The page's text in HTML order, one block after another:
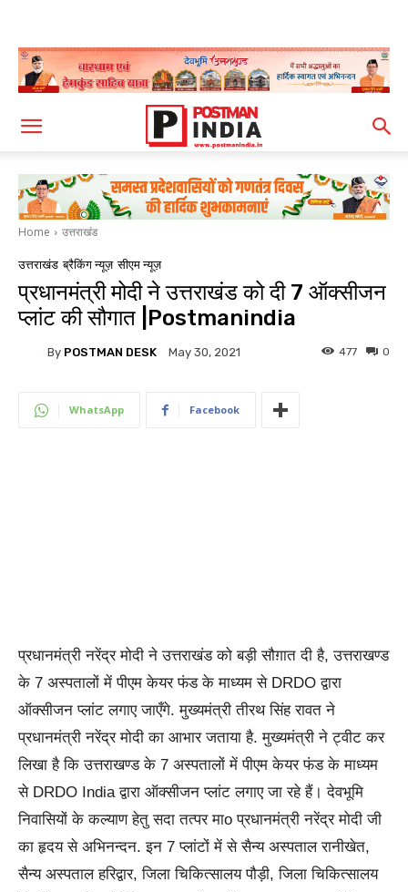
Home उत्तराखंड
उत्तराखंड ब्रैकिंग न्यूज़ सीएम न्यूज़
प्रधानमंत्री मोदी ने उत्तराखंड को दी 7 ऑक्सीजन
प्लांट की सौगात |Postmanindia
By POSTMAN DESK May 30, 2021 0
477
WhatsApp Facebook
प्रधानमंत्री नरेंद्र मोदी ने उत्तराखंड को बड़ी सौग़ात दी है, उत्तराखण्ड
के 7 अस्पतालों में पीएम केयर फंड के माध्यम से DRDO द्वारा
ऑक्सीजन प्लांट लगाए जाएँगे. मुख्यमंत्री तीरथ सिंह रावत ने
प्रधानमंत्री नरेंद्र मोदी का आभार जताया है. मुख्यमंत्री ने ट्वीट कर
लिखा है कि उत्तराखण्ड के 7 अस्पतालों में पीएम केयर फंड के माध्यम
से DRDO India द्वारा ऑक्सीजन प्लांट लगाए जा रहे हैं। देवभूमि
निवासियों के कल्याण हेतु सदा तत्पर माo प्रधानमंत्री नरेंद्र मोदी जी
का हृदय से अभिनन्दन. इन 7 प्लांटों में से सैन्य अस्पताल रानीखेत,
सैन्य अस्पताल हरिद्वार, जिला चिकित्सालय पौड़ी, जिला चिकित्सालय